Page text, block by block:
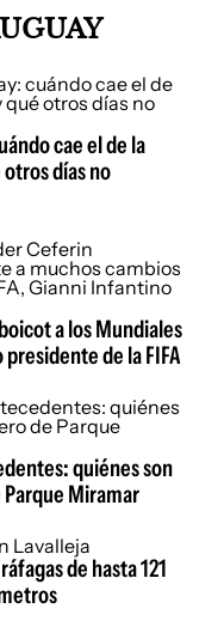
cae el de la
días no
a los Mundiales
de la FIFA
quiénes son
Miramar
de hasta 121